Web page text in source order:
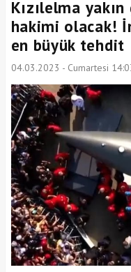
Kızılelma
hakimi olacak!
en büyük tehdit
04.03.2023 - Cumartesi